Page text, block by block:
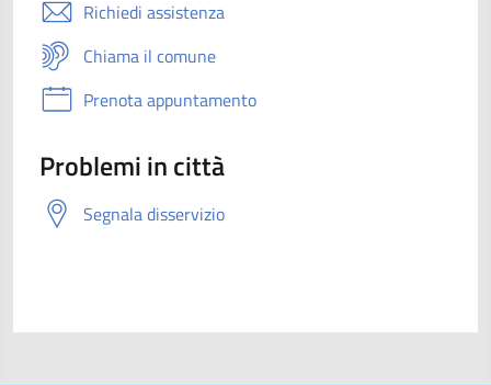
Richiedi assistenza
Chiama il comune
Prenota appuntamento
Problemi in città
Segnala disservizio